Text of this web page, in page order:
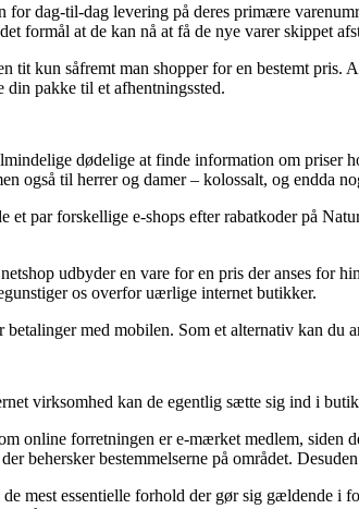
for dag-til-dag levering på deres primære
formål at de kan nå at få de nye varer skippet
tit kun såfremt man shopper for en bestemt
pakke til et afhentningssted.
dødelige at finde information om priser
også til herrer og damer – kolossalt, og endda
par forskellige e-shops efter rabatkoder på
udbyder en vare for en pris der anses for
os overfor uærlige internet butikker.
med mobilen. Som et alternativ kan
virksomhed kan de egentlig sætte sig ind i
online forretningen er e-mærket medlem,
behersker bestemmelserne på området.
mest essentielle forhold der gør sig gældende i